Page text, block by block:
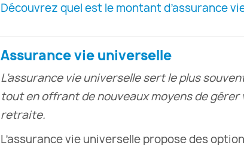
Découvrez quel est le montant d’assurance
Assurance vie universelle
L’assurance vie universelle sert le plus
tout en offrant de nouveaux moyens de
retraite.
L’assurance vie universelle propose des